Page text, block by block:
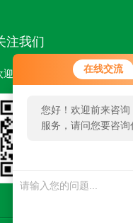
在线交流
您好！欢迎前来咨询
服务，请问您要咨询
注我们
迎您关注我们的微信公众号了